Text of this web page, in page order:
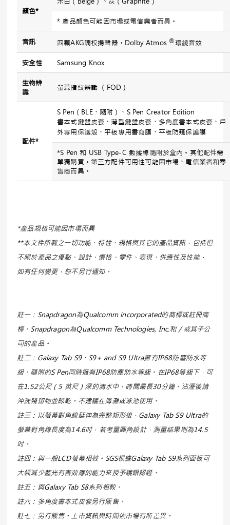
顏色*
* 產品顏色可能因市場或電信業者而異。
音訊 四顆AKG調校揚聲器，Dolby Atmos ®環繞音效
安全性 Samsung Knox
生物辨
識
螢幕指紋辨識 （FOD）
配件*
S Pen（BLE、隨附）、S Pen Creator Edition
書本式鍵盤皮套、薄型鍵盤皮套、多角度書本式皮套、戶
外專用保護殼、平板專用書寫膜、平板防窺保護膜
*S Pen 和 USB Type-C 數據線隨附於盒內。其他配件需
單獨購買。第三方配件可用性可能因市場、電信業者和零
售商而異。
*產品規格可能因市場而異
**本文件所載之一切功能、特性、規格與其它的產品資訊，包括但
不限於產品之優點、設計、價格、零件、表現、供應性及性能，
如有任何變更，恕不另行通知。
註一：Snapdragon為Qualcomm incorporated的商標或註冊商
標。Snapdragon為Qualcomm Technologies, Inc.和／或其子公
司的產品。
註二：Galaxy Tab S9、S9+ and S9 Ultra擁有IP68防塵防水等
級。隨附的S Pen同時擁有IP68防塵防水等級。在IP68等級下，可
在1.52公尺（5 英尺）深的清水中，時間最長30分鐘。沾溼後請
沖洗殘留物並晾乾。不建議在海灘或泳池使用。
註三：以螢幕對角線延伸為完整矩形後，Galaxy Tab S9 Ultra的
螢幕對角線長度為14.6吋，若考量圓角設計，測量結果則為14.5
吋。
註四：與一般LCD螢幕相較。SGS根據Galaxy Tab S9系列面板可
大幅減少藍光有害效應的能力來授予護眼認證。
註五：與Galaxy Tab S8系列相較。
註六：多角度書本式皮套另行販售。
註七：另行販售。上市資訊與時間依市場有所差異。